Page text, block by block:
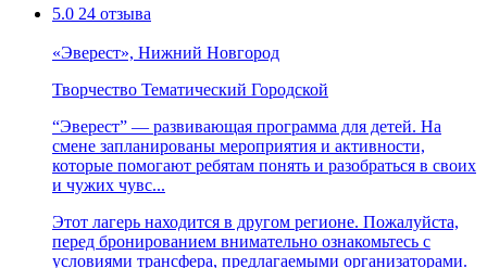
5.0 24 отзыва
«Эверест», Нижний Новгород
Творчество Тематический Городской
“Эверест” — развивающая программа для детей. На
смене запланированы мероприятия и активности,
которые помогают ребятам понять и разобраться в своих
и чужих чувс...
Этот лагерь находится в другом регионе. Пожалуйста,
перед бронированием внимательно ознакомьтесь с
условиями трансфера, предлагаемыми организаторами.